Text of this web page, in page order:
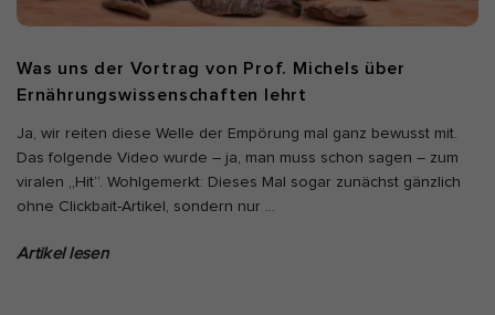
Was uns der Vortrag von Prof. Michels über
Ernährungswissenschaften lehrt
Ja, wir reiten diese Welle der Empörung mal ganz bewusst mit.
Das folgende Video wurde – ja, man muss schon sagen – zum
viralen „Hit“. Wohlgemerkt: Dieses Mal sogar zunächst gänzlich
ohne Clickbait-Artikel, sondern nur …
Artikel lesen